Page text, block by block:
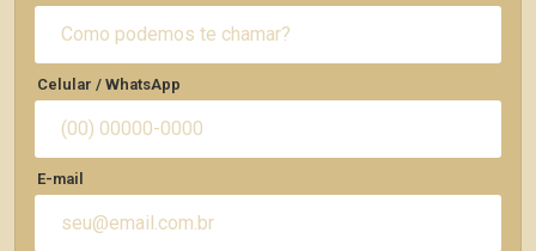
Celular / WhatsApp
E-mail